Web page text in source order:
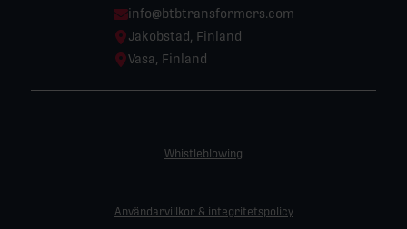
Email:
info@btbtransformers.com
Location:
Jakobstad, Finland
Location:
Vasa, Finland
Whistleblowing
Användarvillkor & integritetspolicy